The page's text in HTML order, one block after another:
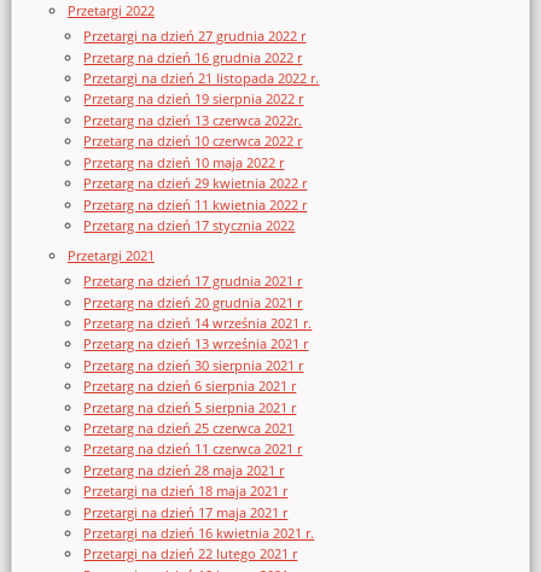
Przetargi 2022
Przetargi na dzień 27 grudnia 2022 r
Przetarg na dzień 16 grudnia 2022 r
Przetargi na dzień 21 listopada 2022 r.
Przetarg na dzień 19 sierpnia 2022 r
Przetarg na dzień 13 czerwca 2022r.
Przetarg na dzień 10 czerwca 2022 r
Przetarg na dzień 10 maja 2022 r
Przetarg na dzień 29 kwietnia 2022 r
Przetarg na dzień 11 kwietnia 2022 r
Przetarg na dzień 17 stycznia 2022
Przetargi 2021
Przetarg na dzień 17 grudnia 2021 r
Przetarg na dzień 20 grudnia 2021 r
Przetarg na dzień 14 września 2021 r.
Przetarg na dzień 13 września 2021 r
Przetarg na dzień 30 sierpnia 2021 r
Przetarg na dzień 6 sierpnia 2021 r
Przetarg na dzień 5 sierpnia 2021 r
Przetarg na dzień 25 czerwca 2021
Przetarg na dzień 11 czerwca 2021 r
Przetarg na dzień 28 maja 2021 r
Przetargi na dzień 18 maja 2021 r
Przetargi na dzień 17 maja 2021 r
Przetargi na dzień 16 kwietnia 2021 r.
Przetargi na dzień 22 lutego 2021 r